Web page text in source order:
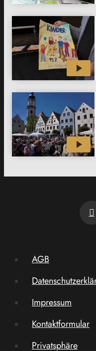
AGB
Impressum
Kontaktformular
Privatsphäre